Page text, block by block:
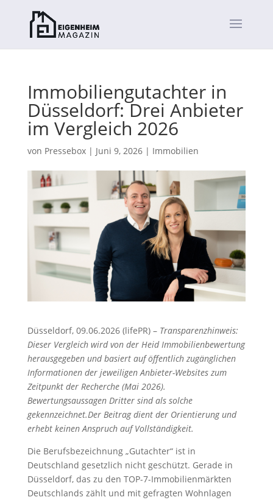
Immobiliengutachter in
Düsseldorf: Drei Anbieter
im Vergleich 2026
von Pressebox| Juni 9, 2026| Immobilien
Düsseldorf, 09.06.2026 (lifePR) – Transparenzhinweis:
Dieser Vergleich wird von der Heid Immobilienbewertung
herausgegeben und basiert auf öffentlich zugänglichen
Informationen der jeweiligen Anbieter-Websites zum
Zeitpunkt der Recherche (Mai 2026).
Bewertungsaussagen Dritter sind als solche
gekennzeichnet.Der Beitrag dient der Orientierung und
erhebt keinen Anspruch auf Vollständigkeit.
Die Berufsbezeichnung „Gutachter“ ist in
Deutschland gesetzlich nicht geschützt. Gerade in
Düsseldorf, das zu den TOP-7-Immobilienmärkten
Deutschlands zählt und mit gefragten Wohnlagen